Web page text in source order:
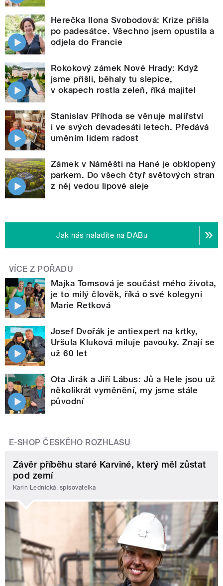
Herečka Ilona Svobodová: Krize přišla
po padesátce. Všechno jsem opustila a
odjela do Francie
Rokokový zámek Nové Hrady: Když
jsme přišli, běhaly tu slepice,
v okapech rostla zeleň, říká majitel
Stanislav Příhoda se věnuje malířství
i ve svých devadesáti letech. Předává
uměním lidem radost
Zámek v Náměšti na Hané je obklopený
parkem. Do všech čtyř světových stran
z něj vedou lipové aleje
Jak nás naladíte na DABu
VÍCE Z POŘADU
Majka Tomsová je součást mého života,
je to milý člověk, říká o své kolegyni
Marie Retková
Josef Dvořák je antiexpert na krtky,
Uršula Kluková miluje pavouky. Znají se
už 60 let
Ota Jirák a Jiří Lábus: Jů a Hele jsou už
několikrát vyměnění, my jsme stále
původní
E-SHOP ČESKÉHO ROZHLASU
Závěr příběhu staré Karviné, který měl zůstat
pod zemí
Karin Lednická, spisovatelka